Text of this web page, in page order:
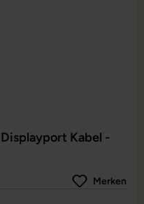
Kabel -
0 von 5 Sternen
Merken